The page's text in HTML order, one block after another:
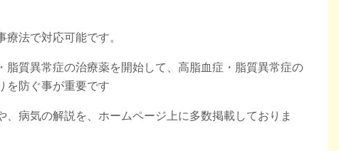
療法で対応可能です。
質異常症の治療薬を開始して、高脂血症・脂質異常症の
を防ぐ事が重要です
病気の解説を、ホームページ上に多数掲載しておりま